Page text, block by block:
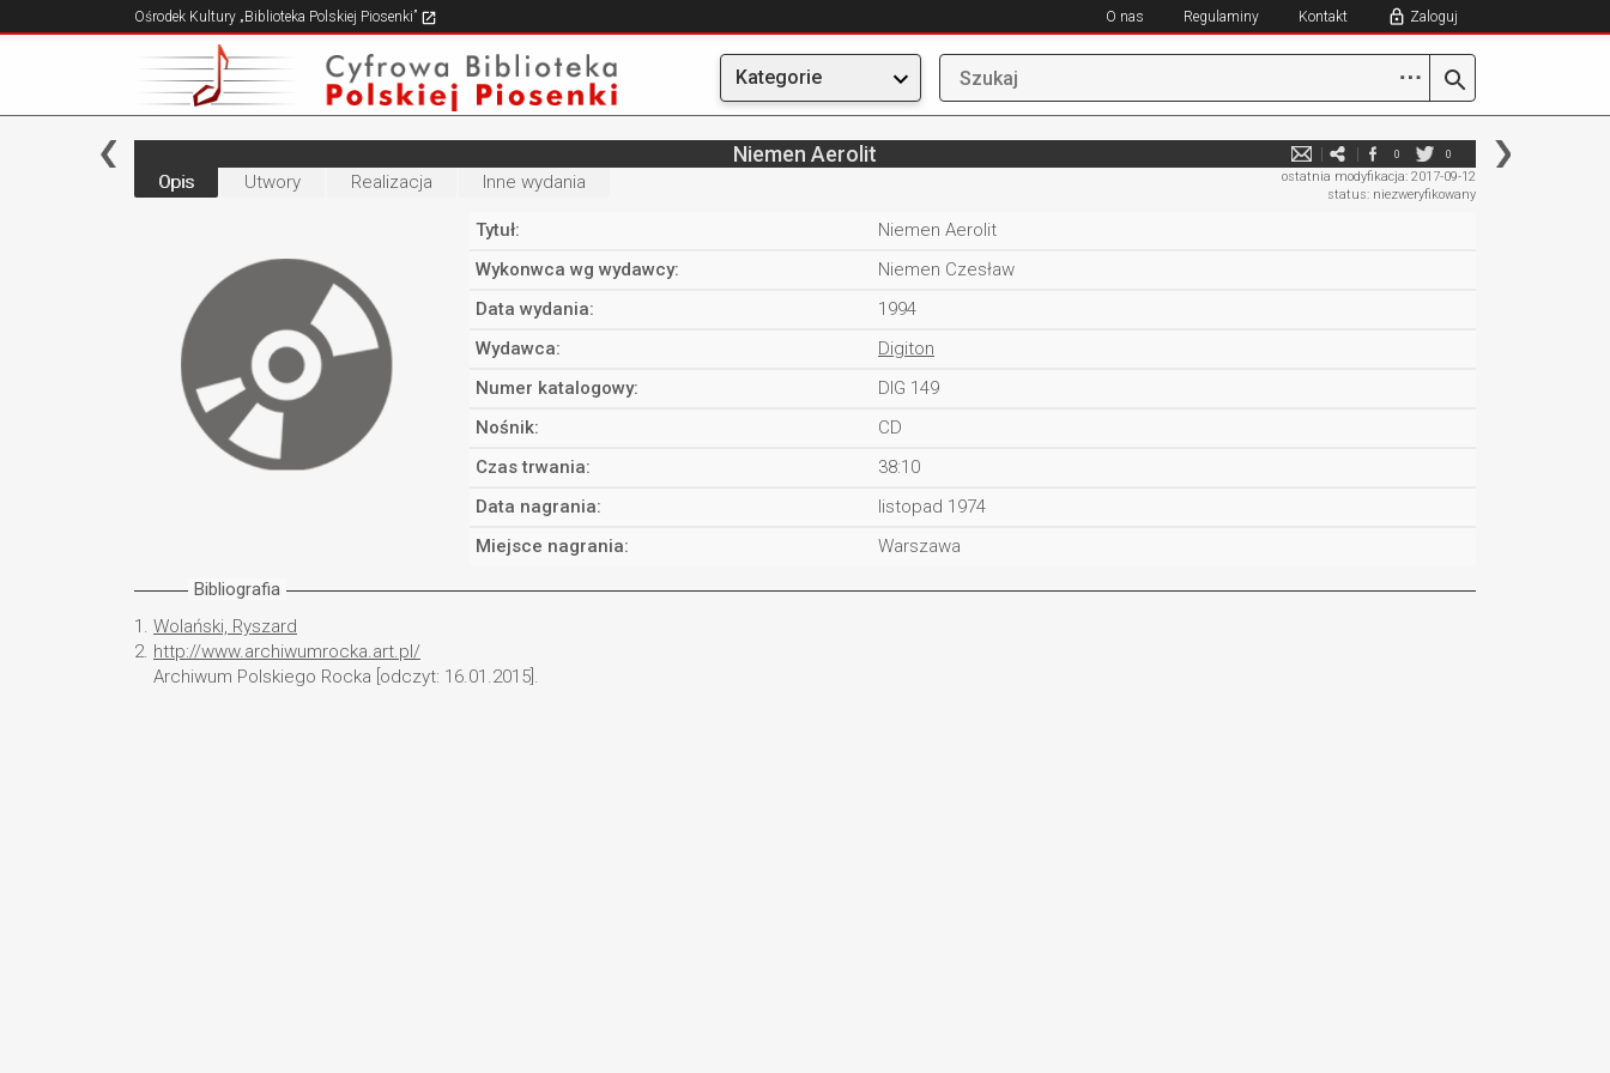
Ośrodek Kultury „Biblioteka Polskiej Piosenki” O nas Regulaminy Kontakt Zaloguj
Kategorie ⋯
Niemen Aerolit 0 0
ostatnia modyfikacja: 2017-09-12
status: niezweryfikowany
Opis Utwory Realizacja Inne wydania
Tytuł:
Niemen Aerolit
Wykonwca wg wydawcy:
Niemen Czesław
Data wydania:
1994
Wydawca:
Digiton
Numer katalogowy:
DIG 149
Nośnik:
CD
Czas trwania:
38:10
Data nagrania:
listopad 1974
Miejsce nagrania:
Warszawa
Bibliografia
1. Wolański, Ryszard
2. http://www.archiwumrocka.art.pl/
Archiwum Polskiego Rocka [odczyt: 16.01.2015].